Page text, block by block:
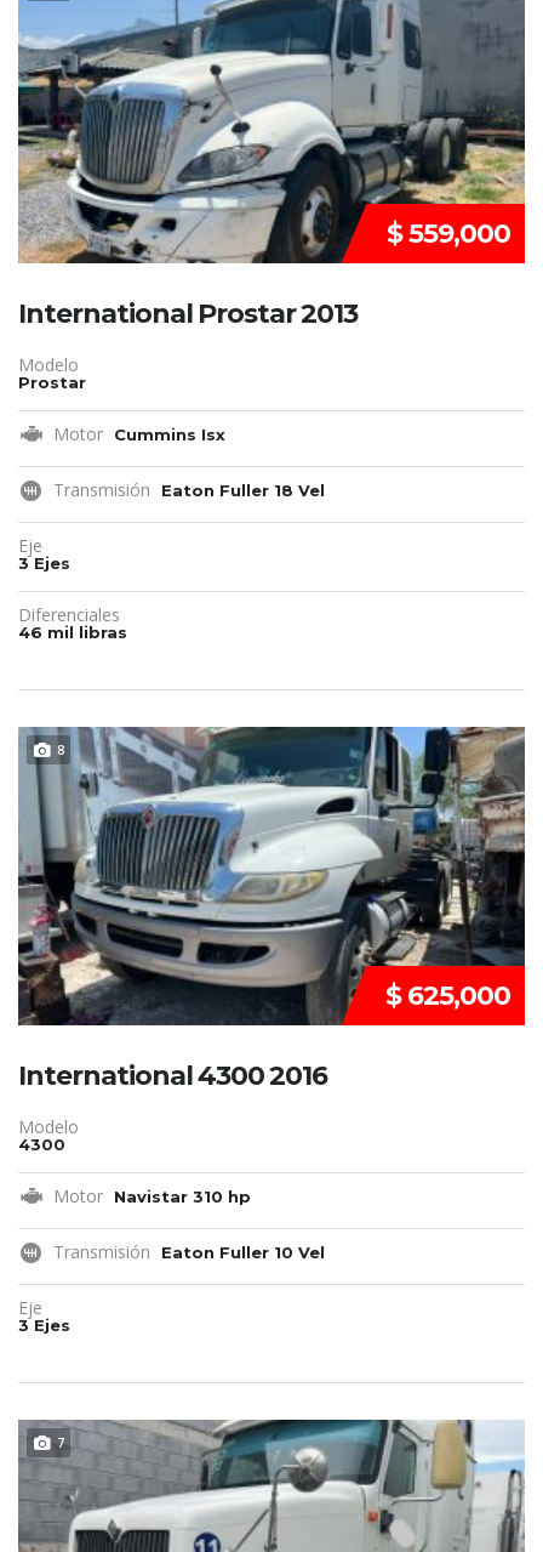
$ 559,000
International Prostar 2013
Modelo
Prostar
Motor Cummins Isx
Transmisión Eaton Fuller 18 Vel
Eje
3 Ejes
Diferenciales
46 mil libras
8 DISPONIBLE
$ 625,000
International 4300 2016
Modelo
4300
Motor Navistar 310 hp
Transmisión Eaton Fuller 10 Vel
Eje
3 Ejes
7 REMATE!!!